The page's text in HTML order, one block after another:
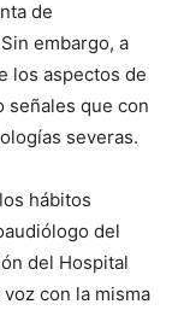
de
embargo, a
los aspectos de
señales que con
severas.
hábitos
del
del Hospital
con la misma